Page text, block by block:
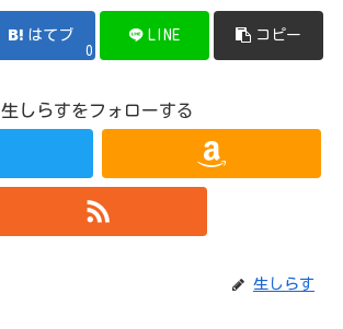
はてブ
0
LINE コピー
生しらすをフォローする
生しらす